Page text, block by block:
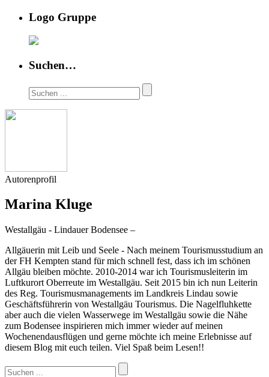
Logo Gruppe
Suchen…
Autorenprofil
Marina Kluge
Westallgäu - Lindauer Bodensee –
Allgäuerin mit Leib und Seele - Nach meinem Tourismusstudium an
der FH Kempten stand für mich schnell fest, dass ich im schönen
Allgäu bleiben möchte. 2010-2014 war ich Tourismusleiterin im
Luftkurort Oberreute im Westallgäu. Seit 2015 bin ich nun Leiterin
des Reg. Tourismusmanagements im Landkreis Lindau sowie
Geschäftsführerin von Westallgäu Tourismus. Die Nagelfluhkette
aber auch die vielen Wasserwege im Westallgäu sowie die Nähe
zum Bodensee inspirieren mich immer wieder auf meinen
Wochenendausflügen und gerne möchte ich meine Erlebnisse auf
diesem Blog mit euch teilen. Viel Spaß beim Lesen!!